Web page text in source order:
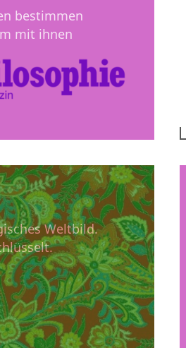
bestimmen
mit ihnen
Weltbild.